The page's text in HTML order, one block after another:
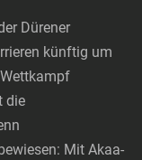
Dürener
künftig um
die
Mit Akaa-